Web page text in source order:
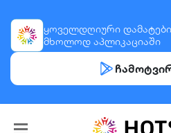
ყოველდღიური
მხოლოდ აპლიკაციაში